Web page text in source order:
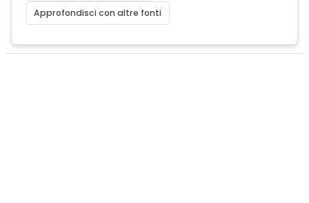
Approfondisci con altre fonti